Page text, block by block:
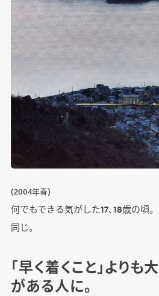
(2004年春)
何でもできる気がした17､18歳の頃
同じ。
「早く着くこと」より
がある人に。